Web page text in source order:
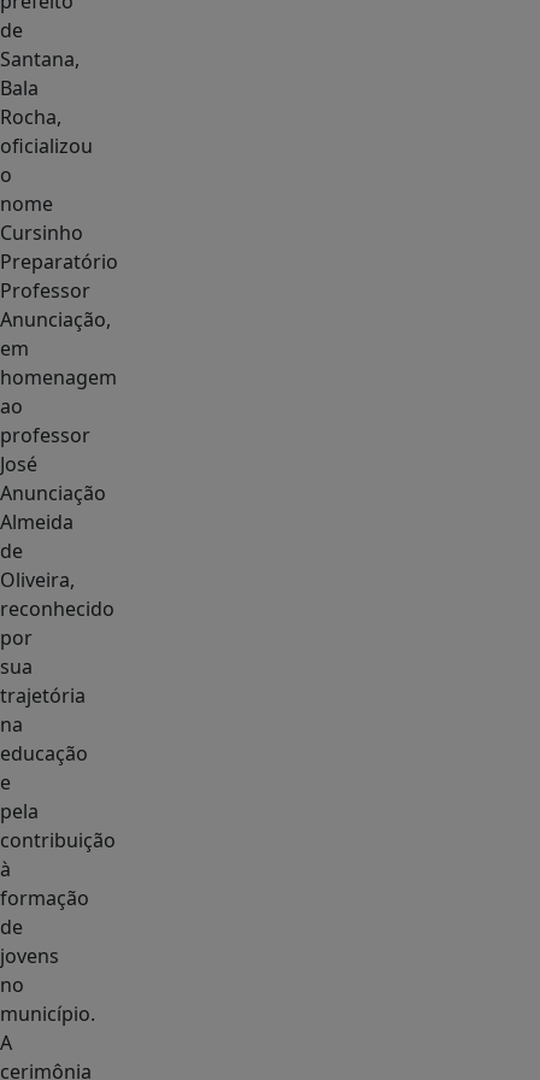
de
Santana,
Bala
Rocha,
oficializou
o
nome
Cursinho
Preparatório
Professor
Anunciação,
em
homenagem
ao
professor
José
Anunciação
Almeida
de
Oliveira,
reconhecido
por
sua
trajetória
na
educação
e
pela
contribuição
à
formação
de
jovens
no
município.
A
cerimônia